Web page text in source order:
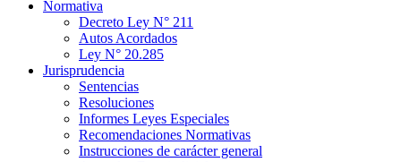
Normativa
Decreto Ley N° 211
Autos Acordados
Ley N° 20.285
Jurisprudencia
Sentencias
Resoluciones
Informes Leyes Especiales
Recomendaciones Normativas
Instrucciones de carácter general